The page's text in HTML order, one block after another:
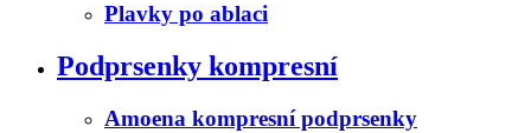
Plavky po ablaci
Podprsenky kompresní
Amoena kompresní podprsenky